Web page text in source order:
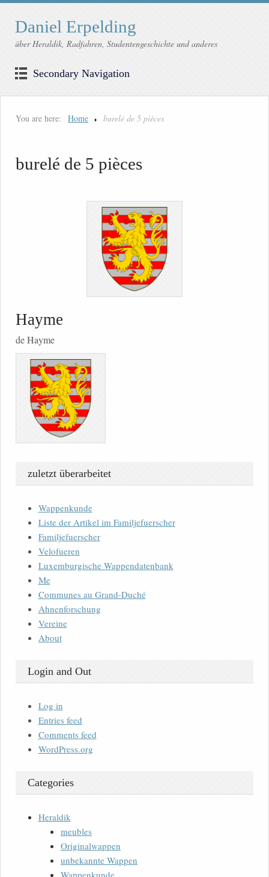
Daniel Erpelding
über Heraldik, Radfahren, Studentengeschichte und anderes
Secondary Navigation
You are here: Home burelé de 5 pièces
burelé de 5 pièces
Hayme
de Hayme
zuletzt überarbeitet
Wappenkunde
Liste der Artikel im Familjefuerscher
Familjefuerscher
Velofueren
Luxemburgische Wappendatenbank
Me
Communes au Grand-Duché
Ahnenforschung
Vereine
About
Login and Out
Log in
Entries feed
Comments feed
WordPress.org
Categories
Heraldik
meubles
Originalwappen
unbekannte Wappen